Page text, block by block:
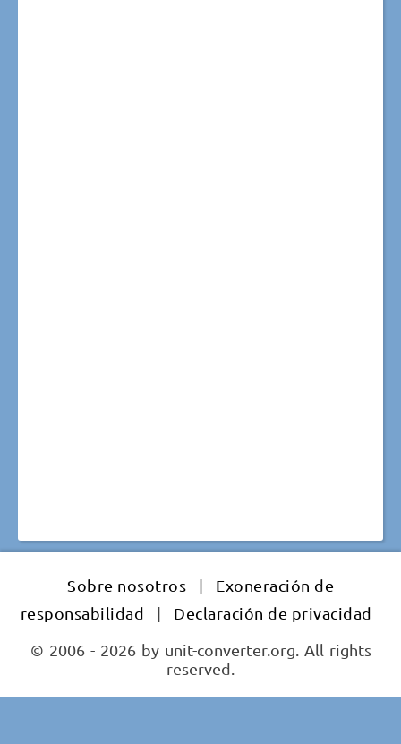
Sobre nosotros |
Exoneración de
responsabilidad
|
Declaración de privacidad
© 2006 - 2026 by unit-converter.org. All rights
reserved.